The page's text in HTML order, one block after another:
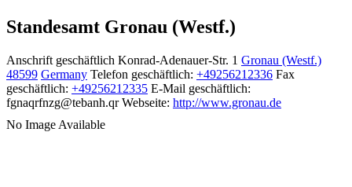
Standesamt Gronau (Westf.)
Anschrift geschäftlich Konrad-Adenauer-Str. 1 Gronau (Westf.)
48599 Germany Telefon geschäftlich: +49256212336 Fax
geschäftlich: +49256212335 E-Mail geschäftlich:
fgnaqrfnzg@tebanh.qr Webseite: http://www.gronau.de
No Image Available